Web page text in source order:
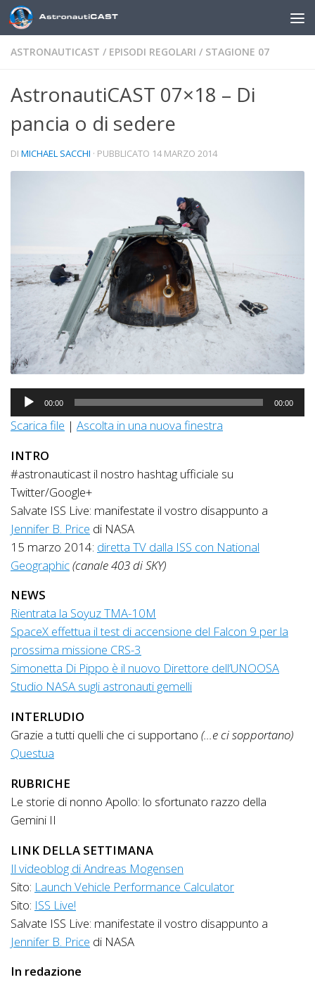
Sotto il contenuto
ASTRONAUTICAST / EPISODI REGOLARI / STAGIONE 07
AstronautiCAST 07×18 – Di
pancia o di sedere
DI MICHAEL SACCHI · PUBBLICATO 14 MARZO 2014
Audio
Player
00:00 00:00
Scarica file | Ascolta in una nuova finestra
INTRO
#astronauticast il nostro hashtag ufficiale su
Twitter/Google+
Salvate ISS Live: manifestate il vostro disappunto a
Jennifer B. Price di NASA
15 marzo 2014: diretta TV dalla ISS con National
Geographic(canale 403 di SKY)
NEWS
Rientrata la Soyuz TMA-10M
SpaceX effettua il test di accensione del Falcon 9 per la
prossima missione CRS-3
Simonetta Di Pippo è il nuovo Direttore dell’UNOOSA
Studio NASA sugli astronauti gemelli
INTERLUDIO
Grazie a tutti quelli che ci supportano (…e ci sopportano)
Questua
RUBRICHE
Le storie di nonno Apollo: lo sfortunato razzo della
Gemini II
LINK DELLA SETTIMANA
Il videoblog di Andreas Mogensen
Sito: Launch Vehicle Performance Calculator
Sito: ISS Live!
Salvate ISS Live: manifestate il vostro disappunto a
Jennifer B. Price di NASA
In redazione